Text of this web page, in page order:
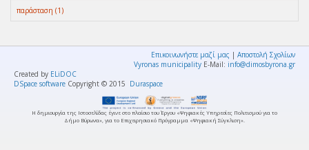
παράσταση (1)
Επικοινωνήστε μαζί μας | Αποστολή Σχολίων
Vyronas municipality E-Mail: info@dimosbyrona.gr
Created by ELiDOC
DSpace software Copyright © 2015 Duraspace
Η δημιουργία της Ιστοσελίδας έγινε στο πλαίσιο του Έργου «Ψηφιακές Υπηρεσίες Πολιτισμού για το
Δήμο Βύρωνα», για το Επιχειρησιακό Πρόγραμμα «Ψηφιακή Σύγκλιση».